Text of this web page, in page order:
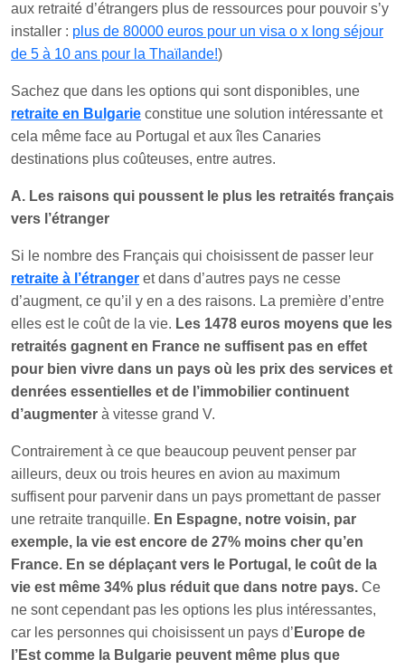
aux retraité d’étrangers plus de ressources pour pouvoir s’y
installer : plus de 80000 euros pour un visa o x long séjour
de 5 à 10 ans pour la Thaïlande!)
Sachez que dans les options qui sont disponibles, une
retraite en Bulgarie constitue une solution intéressante et
cela même face au Portugal et aux îles Canaries
destinations plus coûteuses, entre autres.
A. Les raisons qui poussent le plus les retraités français
vers l’étranger
Si le nombre des Français qui choisissent de passer leur
retraite à l’étranger et dans d’autres pays ne cesse
d’augment, ce qu’il y en a des raisons. La première d’entre
elles est le coût de la vie. Les 1478 euros moyens que les
retraités gagnent en France ne suffisent pas en effet
pour bien vivre dans un pays où les prix des services et
denrées essentielles et de l’immobilier continuent
d’augmenter à vitesse grand V.
Contrairement à ce que beaucoup peuvent penser par
ailleurs, deux ou trois heures en avion au maximum
suffisent pour parvenir dans un pays promettant de passer
une retraite tranquille. En Espagne, notre voisin, par
exemple, la vie est encore de 27% moins cher qu’en
France. En se déplaçant vers le Portugal, le coût de la
vie est même 34% plus réduit que dans notre pays. Ce
ne sont cependant pas les options les plus intéressantes,
car les personnes qui choisissent un pays d’ Europe de
l’Est comme la Bulgarie peuvent même plus que